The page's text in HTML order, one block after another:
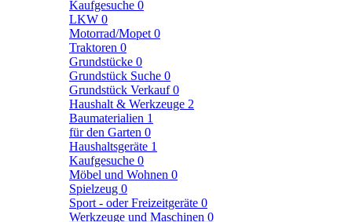
Kaufgesuche 0
LKW 0
Motorrad/Mopet 0
Traktoren 0
Grundstücke 0
Grundstück Suche 0
Grundstück Verkauf0
Haushalt & Werkzeuge 2
Baumaterialien 1
für den Garten 0
Haushaltsgeräte 1
Kaufgesuche 0
Möbel und Wohnen 0
Spielzeug 0
Sport - oder Freizeitgeräte 0
Werkzeuge und Maschinen 0